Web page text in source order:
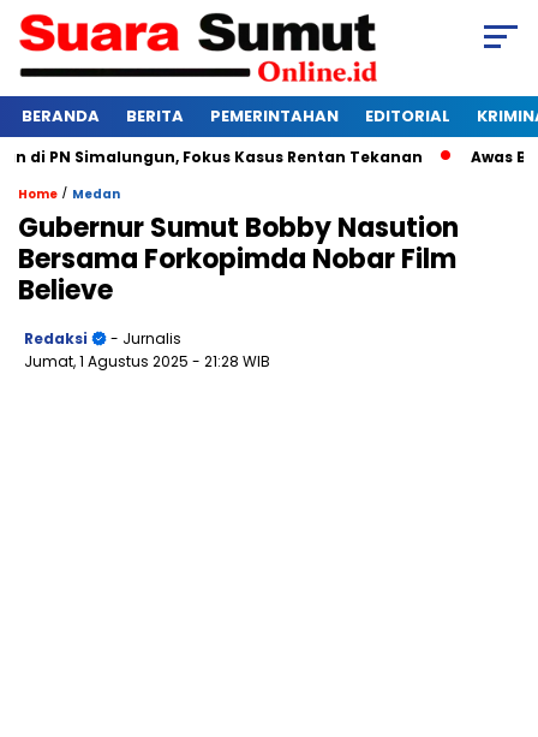
BERANDA BERITA PEMERINTAHAN EDITORIAL
Simalungun, Fokus Kasus Rentan Tekanan Awas
Home / Medan
Gubernur Sumut Bobby Nasution
Bersama Forkopimda Nobar Film
Believe
Redaksi
- Jurnalis
Jumat, 1 Agustus 2025 - 21:28 WIB